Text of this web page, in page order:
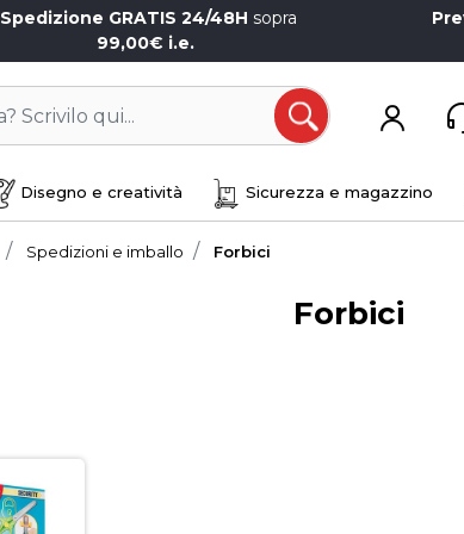
Spedizione GRATIS 24/48H sopra
99,00€ i.e.
Disegno e creatività Sicurezza e magazzino
Spedizioni e imballo Forbici
Forbici